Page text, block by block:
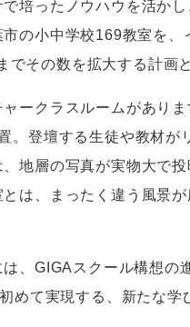
培ったノウハウを活か
の小中学校169教室を、
その数を拡大する計画
ークラスルームがありま
。登壇する生徒や教材が
地層の写真が実物大で
は、まったく違う風景
、GIGAスクール構想の
めて実現する、新たな学